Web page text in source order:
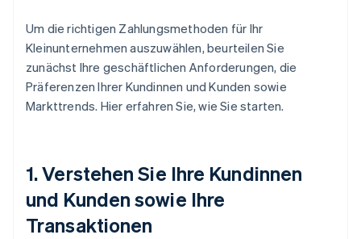
Um die richtigen Zahlungsmethoden für Ihr
Kleinunternehmen auszuwählen, beurteilen Sie
zunächst Ihre geschäftlichen Anforderungen, die
Präferenzen Ihrer Kundinnen und Kunden sowie
Markttrends. Hier erfahren Sie, wie Sie starten.
1. Verstehen Sie Ihre Kundinnen
und Kunden sowie Ihre
Transaktionen